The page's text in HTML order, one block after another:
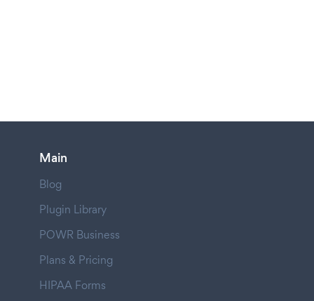
Main
Blog
Plugin Library
POWR Business
Plans & Pricing
HIPAA Forms